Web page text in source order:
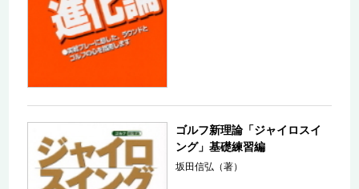
ゴルフ新理論「ジャイロスイ
ング」基礎練習編
坂田信弘（著）